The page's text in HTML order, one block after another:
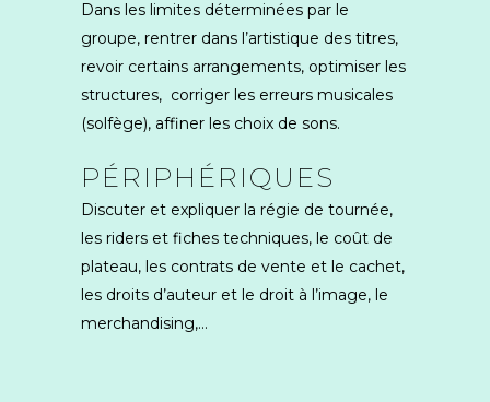
Dans les limites déterminées par le
groupe, rentrer dans l’artistique des titres,
revoir certains arrangements, optimiser les
structures, corriger les erreurs musicales
(solfège), affiner les choix de sons.
PÉRIPHÉRIQUES
Discuter et expliquer la régie de tournée,
les riders et fiches techniques, le coût de
plateau, les contrats de vente et le cachet,
les droits d’auteur et le droit à l’image, le
merchandising,…